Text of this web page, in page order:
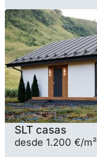
SLT casas
desde 1.200 €/m²